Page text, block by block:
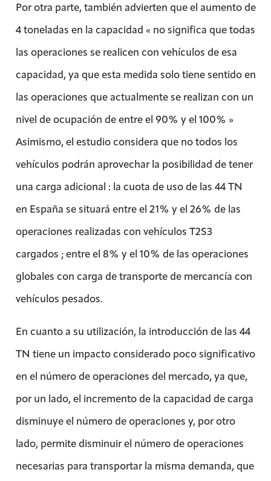
Por otra parte, también advierten que el aumento de
4 toneladas en la capacidad « no significa que todas
las operaciones se realicen con vehículos de esa
capacidad, ya que esta medida solo tiene sentido en
las operaciones que actualmente se realizan con un
nivel de ocupación de entre el 90% y el 100% »
Asimismo, el estudio considera que no todos los
vehículos podrán aprovechar la posibilidad de tener
una carga adicional : la cuota de uso de las 44 TN
en España se situará entre el 21% y el 26% de las
operaciones realizadas con vehículos T2S3
cargados ; entre el 8% y el 10% de las operaciones
globales con carga de transporte de mercancía con
vehículos pesados.
En cuanto a su utilización, la introducción de las 44
TN tiene un impacto considerado poco significativo
en el número de operaciones del mercado, ya que,
por un lado, el incremento de la capacidad de carga
disminuye el número de operaciones y, por otro
lado, permite disminuir el número de operaciones
necesarias para transportar la misma demanda, que